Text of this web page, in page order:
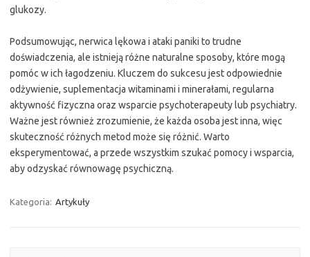
glukozy.
Podsumowując, nerwica lękowa i ataki paniki to trudne
doświadczenia, ale istnieją różne naturalne sposoby, które mogą
pomóc w ich łagodzeniu. Kluczem do sukcesu jest odpowiednie
odżywienie, suplementacja witaminami i minerałami, regularna
aktywność fizyczna oraz wsparcie psychoterapeuty lub psychiatry.
Ważne jest również zrozumienie, że każda osoba jest inna, więc
skuteczność różnych metod może się różnić. Warto
eksperymentować, a przede wszystkim szukać pomocy i wsparcia,
aby odzyskać równowagę psychiczną.
Kategoria: Artykuły